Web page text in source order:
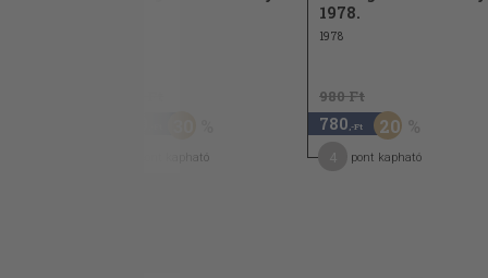
Láng Tamásné Varga Márta: Az Eötvös
Társulat csillagászati csoportjának
Szécsényi-Nagy Gábor: A csillagászat
eredményeiből
pont kapható
1978.
1978
980 Ft
780 ,-Ft 20
pont kapható